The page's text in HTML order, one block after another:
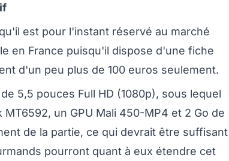
est pour l'instant réservé au marché
en France puisqu'il dispose d'une fiche
d'un peu plus de 100 euros seulement.
5,5 pouces Full HD (1080p), sous lequel
un GPU Mali 450-MP4 et 2 Go de
de la partie, ce qui devrait être suffisant
pourront quant à eux étendre cet